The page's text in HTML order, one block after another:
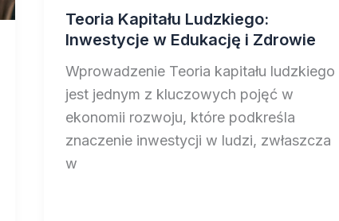
Teoria Kapitału Ludzkiego:
Inwestycje w Edukację i Zdrowie
Wprowadzenie Teoria kapitału ludzkiego
jest jednym z kluczowych pojęć w
ekonomii rozwoju, które podkreśla
znaczenie inwestycji w ludzi, zwłaszcza
w